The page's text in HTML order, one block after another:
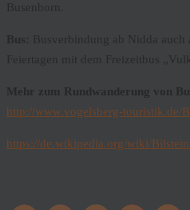
Busenborn.
Bus: Busverbindung ab Nidda auch
Feiertagen mit dem Freizeitbus
Mehr zum Rundwanderung von
http://www.vogelsberg-touristik.de/
https://de.wikipedia.org/wiki/